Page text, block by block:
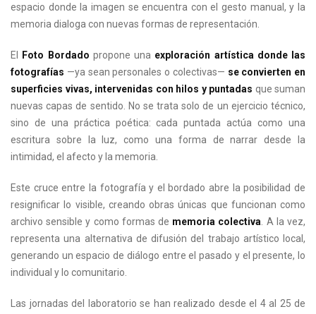
espacio donde la imagen se encuentra con el gesto manual, y la
memoria dialoga con nuevas formas de representación.
El Foto Bordado propone una exploración artística donde las
fotografías —ya sean personales o colectivas— se convierten en
superficies vivas, intervenidas con hilos y puntadas que suman
nuevas capas de sentido. No se trata solo de un ejercicio técnico,
sino de una práctica poética: cada puntada actúa como una
escritura sobre la luz, como una forma de narrar desde la
intimidad, el afecto y la memoria.
Este cruce entre la fotografía y el bordado abre la posibilidad de
resignificar lo visible, creando obras únicas que funcionan como
archivo sensible y como formas de memoria colectiva . A la vez,
representa una alternativa de difusión del trabajo artístico local,
generando un espacio de diálogo entre el pasado y el presente, lo
individual y lo comunitario.
Las jornadas del laboratorio se han realizado desde el 4 al 25 de